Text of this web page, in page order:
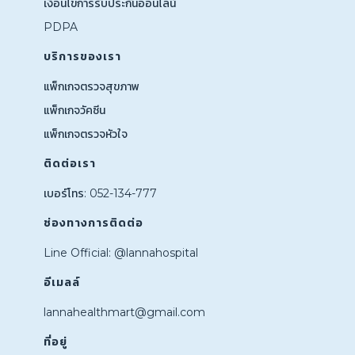
เงื่อนไขการรับประกันออนไลน์
PDPA
บริการของเรา
แพ็กเกจตรวจสุขภาพ
แพ็กเกจวัคซีน
แพ็กเกจตรวจหัวใจ
ติดต่อเรา
เบอร์โทร: 052-134-777
ช่องทางการติดต่อ
Line Official: @lannahospital
อีเมลล์
lannahealthmart@gmail.com
ที่อยู่